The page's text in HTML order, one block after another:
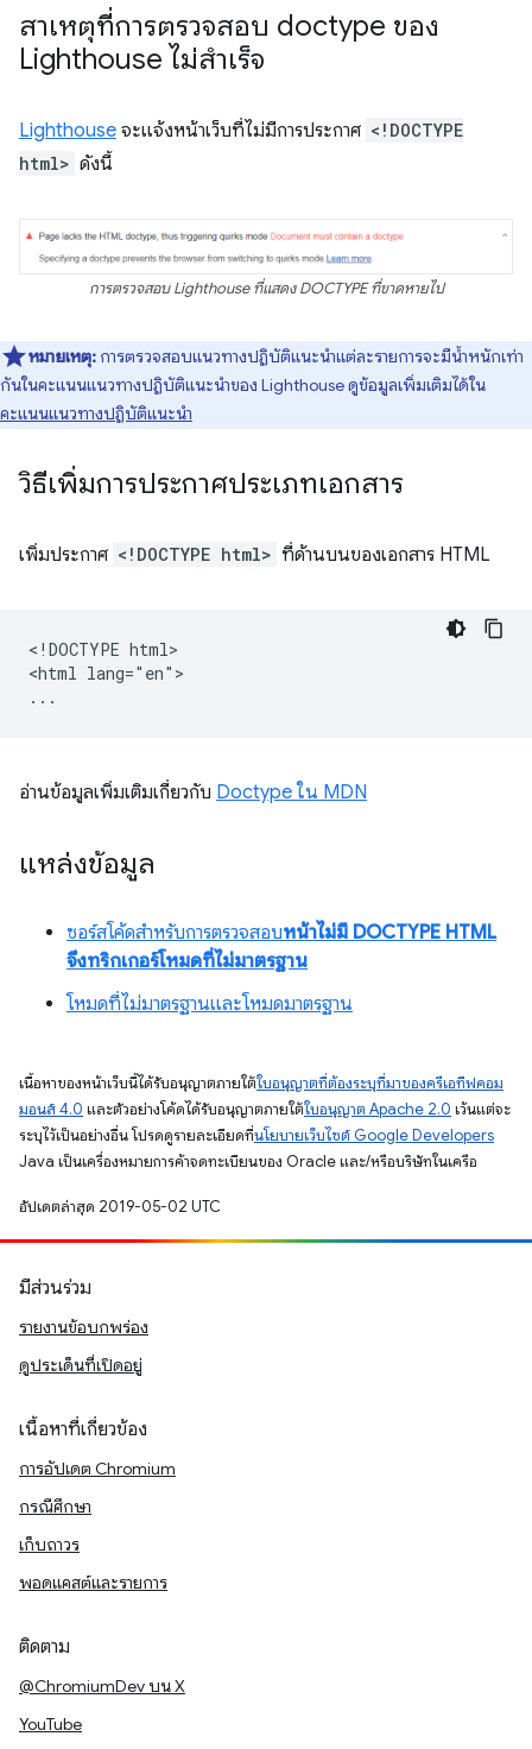
สาเหตุที่การตรวจสอบ doctype ของ
Lighthouse ไม่สำเร็จ
Lighthouse จะแจ้งหน้าเว็บที่ไม่มีการประกาศ <!DOCTYPE
html> ดังนี้
การตรวจสอบ Lighthouse ที่แสดง DOCTYPE ที่ขาดหายไป
หมายเหตุ: การตรวจสอบแนวทางปฏิบัติแนะนำแต่ละรายการจะมีน้ำหนักเท่า
กันในคะแนนแนวทางปฏิบัติแนะนำของ Lighthouse ดูข้อมูลเพิ่มเติมได้ใน
คะแนนแนวทางปฏิบัติแนะนำ
วิธีเพิ่มการประกาศประเภทเอกสาร
เพิ่มประกาศ <!DOCTYPE html> ที่ด้านบนของเอกสาร HTML
<!DOCTYPE html>
<html lang="en">
อ่านข้อมูลเพิ่มเติมเกี่ยวกับ Doctype ใน MDN
แหล่งข้อมูล
ซอร์สโค้ดสำหรับการตรวจสอบหน้าไม่มี DOCTYPE HTML
จึงทริกเกอร์โหมดที่ไม่มาตรฐาน
โหมดที่ไม่มาตรฐานและโหมดมาตรฐาน
เนื้อหาของหน้าเว็บนี้ได้รับอนุญาตภายใต้ใบอนุญาตที่ต้องระบุที่มาของครีเอทีฟคอม
มอนส์ 4.0 และตัวอย่างโค้ดได้รับอนุญาตภายใต้ใบอนุญาต Apache 2.0 เว้นแต่จะ
ระบุไว้เป็นอย่างอื่น โปรดดูรายละเอียดที่นโยบายเว็บไซต์ Google Developers
Java เป็นเครื่องหมายการค้าจดทะเบียนของ Oracle และ/หรือบริษัทในเครือ
อัปเดตล่าสุด 2019-05-02 UTC
มีส่วนร่วม
รายงานข้อบกพร่อง
ดูประเด็นที่เปิดอยู่
เนื้อหาที่เกี่ยวข้อง
การอัปเดต Chromium
กรณีศึกษา
เก็บถาวร
พอดแคสต์และรายการ
ติดตาม
@ChromiumDev บน X
YouTube